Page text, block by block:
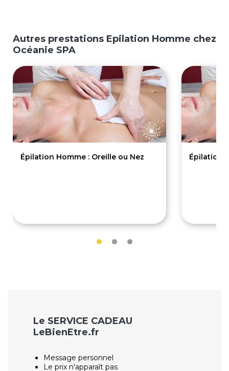
Autres prestations Epilation Homme chez
Océanie SPA
Épilation Homme : Oreille ou Nez Épilation
Le SERVICE CADEAU
LeBienEtre.fr
Message personnel
Le prix n'apparaît pas